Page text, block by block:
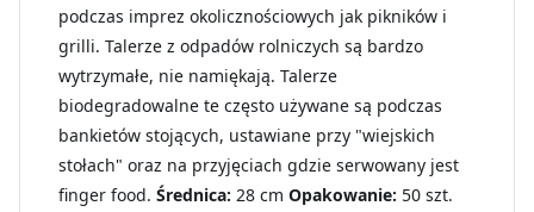
podczas imprez okolicznościowych jak pikników i
grilli. Talerze z odpadów rolniczych są bardzo
wytrzymałe, nie namiękają. Talerze
biodegradowalne te często używane są podczas
bankietów stojących, ustawiane przy "wiejskich
stołach" oraz na przyjęciach gdzie serwowany jest
finger food. Średnica: 28 cm Opakowanie: 50 szt.